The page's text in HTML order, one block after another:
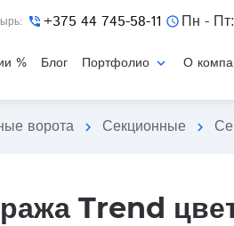
phone_in_talk +375 44 745-58-11 schedule Пн -
% Блог Портфолио expand_more О
ворота chevron_right Секционные chevron_right
Trend